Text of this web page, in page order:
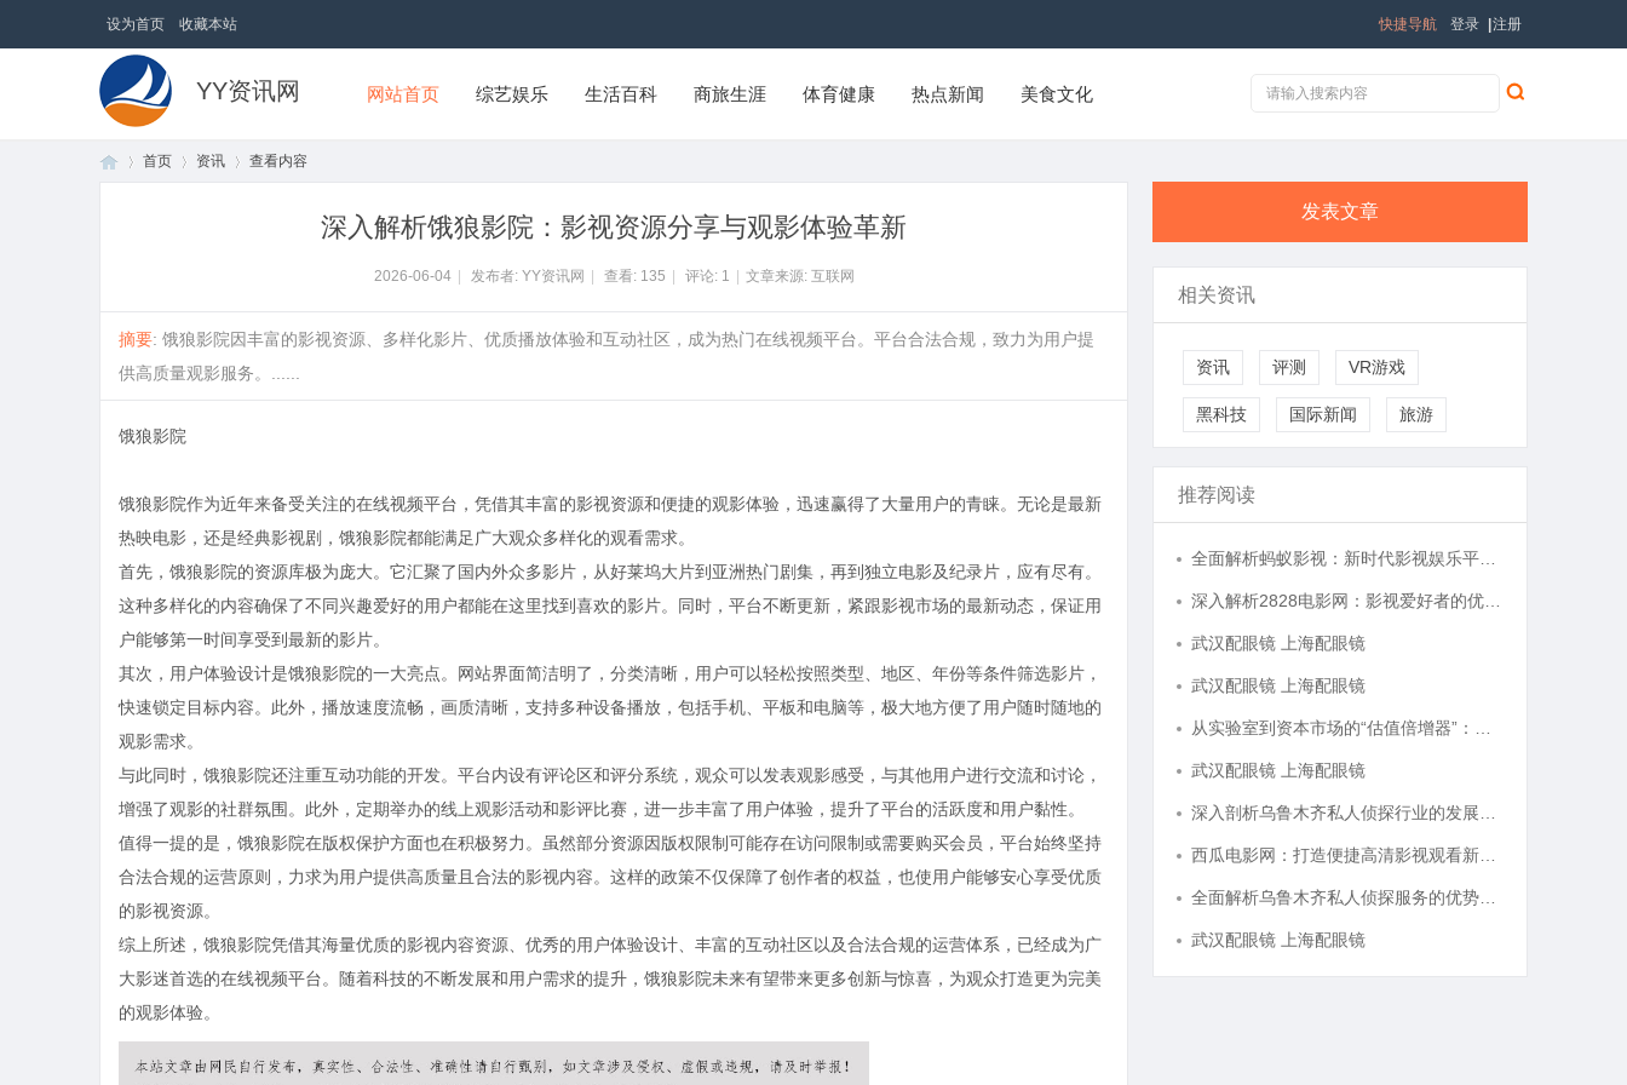
设为首页 收藏本站 登录 注册
快捷导航
YY资讯网 网站首页 综艺娱乐 生活百科 商旅生涯 体育健康 热点新闻 美食文化
首页 资讯 查看内容
深入解析饿狼影院：影视资源分享与观影体验革新
2026-06-04 发布者: YY资讯网 查看: 135 评论: 1 文章来源: 互联网
摘要: 饿狼影院因丰富的影视资源、多样化影片、优质播放体验和互动社区，成为热门在线视频平台。平台合法合规，致力为用户提
供高质量观影服务。......
饿狼影院
饿狼影院作为近年来备受关注的在线视频平台，凭借其丰富的影视资源和便捷的观影体验，迅速赢得了大量用户的青睐。无论是最新
热映电影，还是经典影视剧，饿狼影院都能满足广大观众多样化的观看需求。
首先，饿狼影院的资源库极为庞大。它汇聚了国内外众多影片，从好莱坞大片到亚洲热门剧集，再到独立电影及纪录片，应有尽有。
这种多样化的内容确保了不同兴趣爱好的用户都能在这里找到喜欢的影片。同时，平台不断更新，紧跟影视市场的最新动态，保证用
户能够第一时间享受到最新的影片。
其次，用户体验设计是饿狼影院的一大亮点。网站界面简洁明了，分类清晰，用户可以轻松按照类型、地区、年份等条件筛选影片，
快速锁定目标内容。此外，播放速度流畅，画质清晰，支持多种设备播放，包括手机、平板和电脑等，极大地方便了用户随时随地的
观影需求。
与此同时，饿狼影院还注重互动功能的开发。平台内设有评论区和评分系统，观众可以发表观影感受，与其他用户进行交流和讨论，
增强了观影的社群氛围。此外，定期举办的线上观影活动和影评比赛，进一步丰富了用户体验，提升了平台的活跃度和用户黏性。
值得一提的是，饿狼影院在版权保护方面也在积极努力。虽然部分资源因版权限制可能存在访问限制或需要购买会员，平台始终坚持
合法合规的运营原则，力求为用户提供高质量且合法的影视内容。这样的政策不仅保障了创作者的权益，也使用户能够安心享受优质
的影视资源。
综上所述，饿狼影院凭借其海量优质的影视内容资源、优秀的用户体验设计、丰富的互动社区以及合法合规的运营体系，已经成为广
大影迷首选的在线视频平台。随着科技的不断发展和用户需求的提升，饿狼影院未来有望带来更多创新与惊喜，为观众打造更为完美
的观影体验。
发表文章
相关资讯
资讯 评测 VR游戏
黑科技 国际新闻 旅游
推荐阅读
武汉配眼镜 上海配眼镜
武汉配眼镜 上海配眼镜
武汉配眼镜 上海配眼镜
武汉配眼镜 上海配眼镜